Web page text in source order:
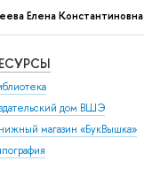
Елена Константиновна
дом ВШЭ
магазин «БукВышка»